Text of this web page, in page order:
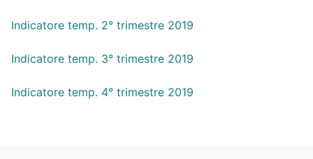
Indicatore temp. 2° trimestre 2019
Indicatore temp. 3° trimestre 2019
Indicatore temp. 4° trimestre 2019